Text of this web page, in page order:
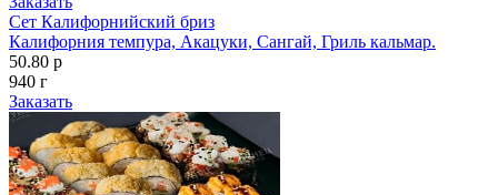
Сет Калифорнийский бриз
Калифорния темпура, Акацуки, Сангай, Гриль кальмар.
50.80 р
940 г
Заказать